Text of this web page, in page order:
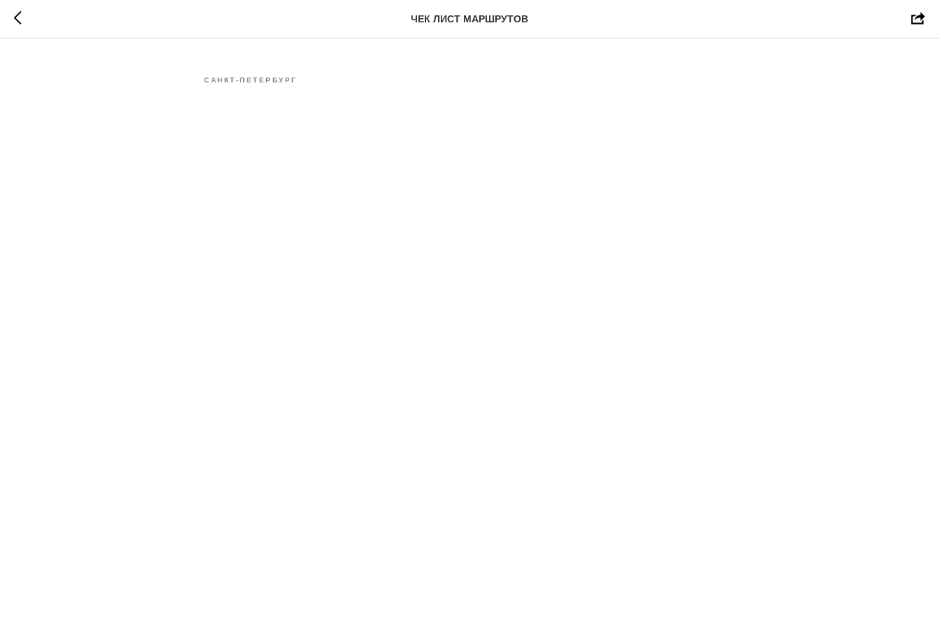
ЧЕК ЛИСТ МАРШРУТОВ
4 день. В Петергоф на Метеоре.
САНКТ-ПЕТЕРБУРГ